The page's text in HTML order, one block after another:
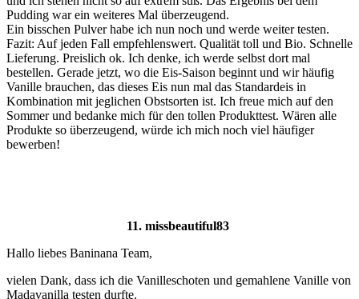
Pudding war ein weiteres Mal überzeugend.
Ein bisschen Pulver habe ich nun noch und werde weiter testen.
Fazit: Auf jeden Fall empfehlenswert. Qualität toll und Bio. Schnelle
Lieferung. Preislich ok. Ich denke, ich werde selbst dort mal
bestellen. Gerade jetzt, wo die Eis-Saison beginnt und wir häufig
Vanille brauchen, das dieses Eis nun mal das Standardeis in
Kombination mit jeglichen Obstsorten ist. Ich freue mich auf den
Sommer und bedanke mich für den tollen Produkttest. Wären alle
Produkte so überzeugend, würde ich mich noch viel häufiger
bewerben!
11. missbeautiful83
Hallo liebes Baninana Team,
vielen Dank, dass ich die Vanilleschoten und gemahlene Vanille von
Madavanilla testen durfte.